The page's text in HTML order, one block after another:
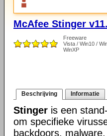
McAfee Stinger
Freeware
Vista / Win10 /
WinXP
Beschrijving Informatie
Stinger is een
om specifieke
backdoors,